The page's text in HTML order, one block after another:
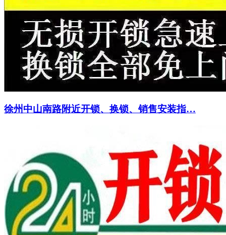
徐州中山南路附近开锁、换锁、销售安装指…